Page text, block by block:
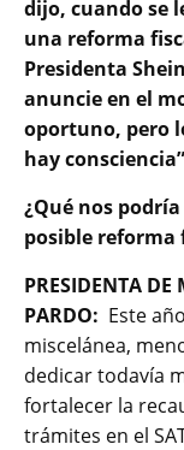
dijo, cuando se
una reforma
Presidenta
anuncie en el
oportuno, pero
hay
¿Qué nos
posible reforma
PRESIDENTA
PARDO: Este
miscelánea,
dedicar todavía
fortalecer la
trámites en el